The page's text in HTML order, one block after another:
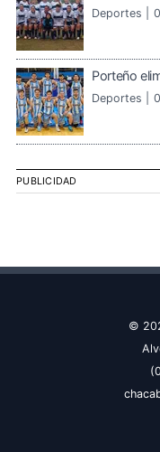
Deportes |
Porteño
Deportes |
PUBLICIDAD
©